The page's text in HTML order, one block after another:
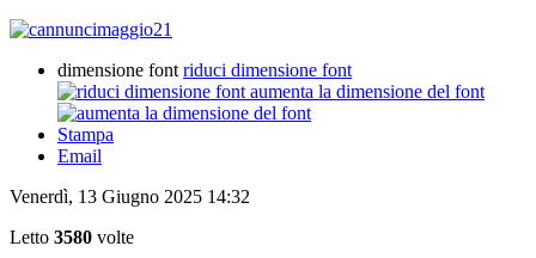
dimensione font riduci dimensione font
aumenta la dimensione del font
Stampa
Email
Venerdì, 13 Giugno 2025 14:32
Letto 3580 volte